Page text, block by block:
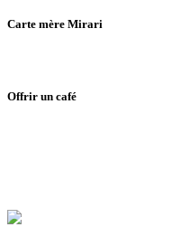
Carte mère Mirari
Offrir un café